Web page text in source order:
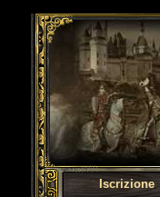
Iscrizione